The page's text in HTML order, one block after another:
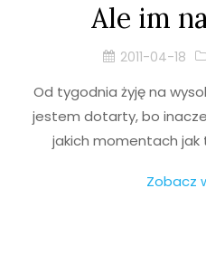
Ale im
2011-04-18
Od tygodnia żyję na
jestem dotarty, bo
jakich momentach jak
Zobacz